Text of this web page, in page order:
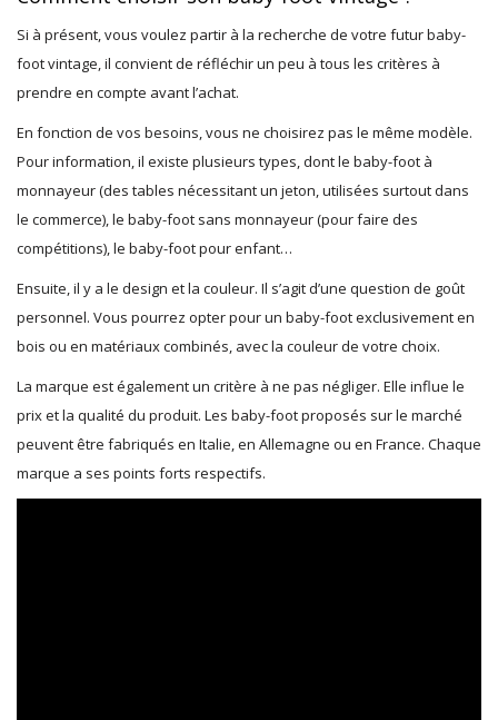
Si à présent, vous voulez partir à la recherche de votre futur baby-
foot vintage, il convient de réfléchir un peu à tous les critères à
prendre en compte avant l’achat.
En fonction de vos besoins, vous ne choisirez pas le même modèle.
Pour information, il existe plusieurs types, dont le baby-foot à
monnayeur (des tables nécessitant un jeton, utilisées surtout dans
le commerce), le baby-foot sans monnayeur (pour faire des
compétitions), le baby-foot pour enfant…
Ensuite, il y a le design et la couleur. Il s’agit d’une question de goût
personnel. Vous pourrez opter pour un baby-foot exclusivement en
bois ou en matériaux combinés, avec la couleur de votre choix.
La marque est également un critère à ne pas négliger. Elle influe le
prix et la qualité du produit. Les baby-foot proposés sur le marché
peuvent être fabriqués en Italie, en Allemagne ou en France. Chaque
marque a ses points forts respectifs.